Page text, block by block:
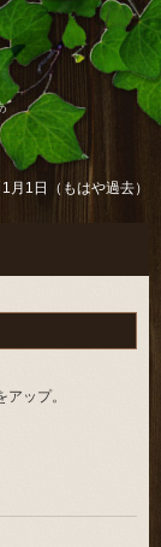
1日（もはや過去）
ップ。